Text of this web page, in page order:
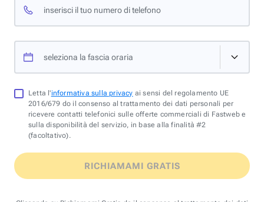
inserisci il tuo numero di telefono
seleziona la fascia oraria
Letta l'informativa sulla privacy ai sensi del regolamento UE
2016/679 do il consenso al trattamento dei dati personali per
ricevere contatti telefonici sulle offerte commerciali di Fastweb e
sulla disponibilità del servizio, in base alla finalità #2
(facoltativo).
RICHIAMAMI GRATIS